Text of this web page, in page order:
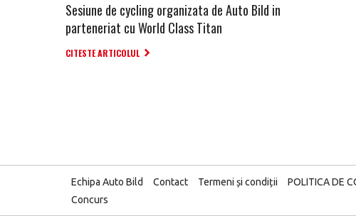
Sesiune de cycling organizata de Auto Bild in
parteneriat cu World Class Titan
CITESTE ARTICOLUL
Echipa Auto Bild Contact Termeni și condiții POLITICA DE
Concurs